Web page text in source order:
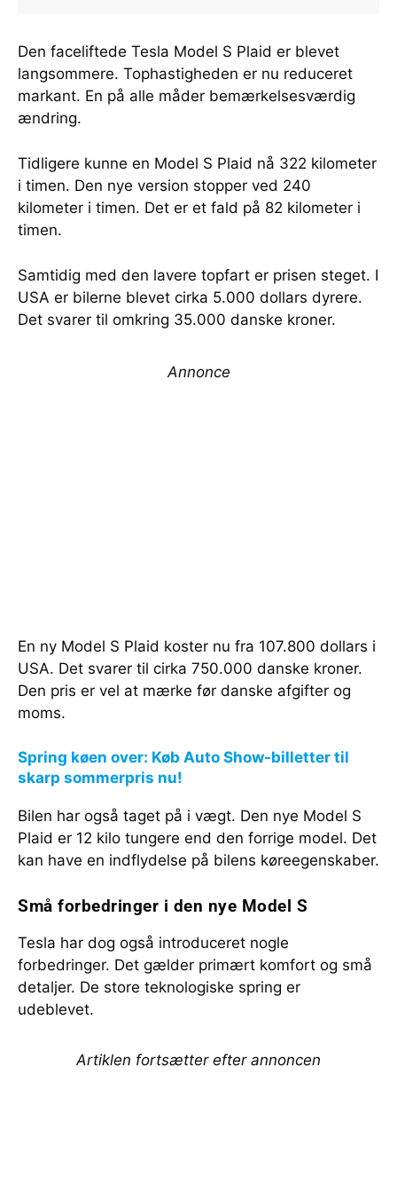
Den faceliftede Tesla Model S Plaid er blevet
langsommere. Tophastigheden er nu reduceret
markant. En på alle måder bemærkelsesværdig
ændring.
Tidligere kunne en Model S Plaid nå 322 kilometer
i timen. Den nye version stopper ved 240
kilometer i timen. Det er et fald på 82 kilometer i
timen.
Samtidig med den lavere topfart er prisen steget. I
USA er bilerne blevet cirka 5.000 dollars dyrere.
Det svarer til omkring 35.000 danske kroner.
Annonce
En ny Model S Plaid koster nu fra 107.800 dollars i
USA. Det svarer til cirka 750.000 danske kroner.
Den pris er vel at mærke før danske afgifter og
moms.
Spring køen over: Køb Auto Show-billetter til
skarp sommerpris nu!
Bilen har også taget på i vægt. Den nye Model S
Plaid er 12 kilo tungere end den forrige model. Det
kan have en indflydelse på bilens køreegenskaber.
Små forbedringer i den nye Model S
Tesla har dog også introduceret nogle
forbedringer. Det gælder primært komfort og små
detaljer. De store teknologiske spring er
udeblevet.
Artiklen fortsætter efter annoncen